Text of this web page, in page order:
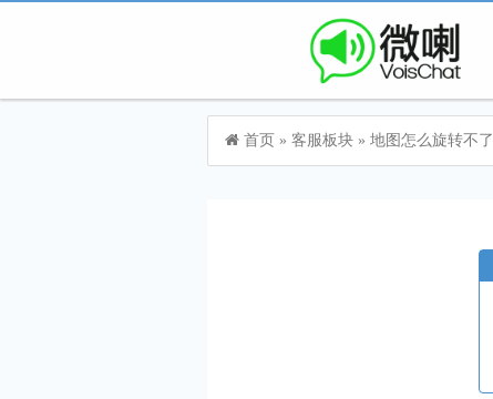
首页 » 客服板块 » 地图怎么旋转不了